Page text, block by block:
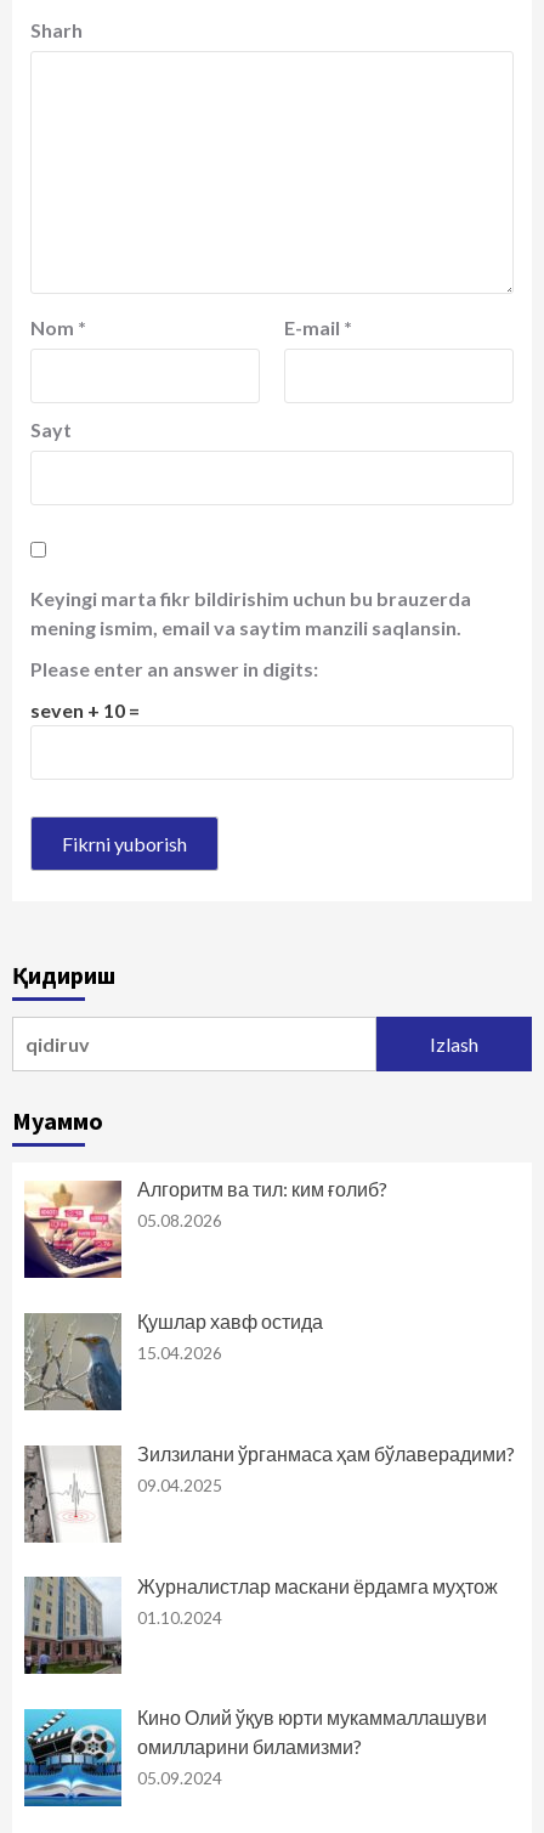
Sharh
Nom * E-mail *
Sayt
Keyingi marta fikr bildirishim uchun bu brauzerda
mening ismim, email va saytim manzili saqlansin.
Please enter an answer in digits:
seven + 10 =
Қидириш
Муаммо
Алгоритм ва тил: ким ғолиб?
05.08.2026
Қушлар хавф остида
15.04.2026
Зилзилани ўрганмаса ҳам бўлаверадими?
09.04.2025
Журналистлар маскани ёрдамга муҳтож
01.10.2024
Кино Олий ўқув юрти мукаммаллашуви
омилларини биламизми?
05.09.2024